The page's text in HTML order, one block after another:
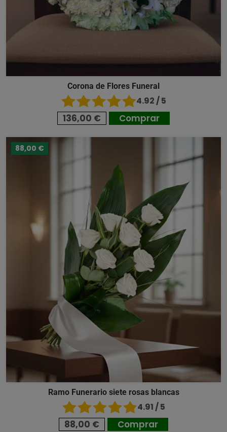
Corona de Flores Funeral
4.92 / 5
136,00 € Comprar
88,00 €
Ramo Funerario siete rosas blancas
4.91 / 5
88,00 € Comprar